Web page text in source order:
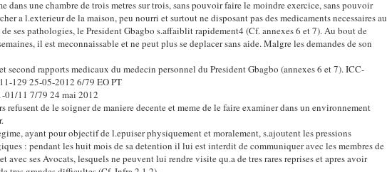
dans une chambre de trois metres sur trois, sans pouvoir faire le moindre exercice, sans pouvoir
a l.exterieur de la maison, peu nourri et surtout ne disposant pas des medicaments necessaires au
ses pathologies, le President Gbagbo s.affaiblit rapidement4 (Cf. annexes 6 et 7). Au bout de
il est meconnaissable et ne peut plus se deplacer sans aide. Malgre les demandes de son
second rapports medicaux du medecin personnel du President Gbagbo (annexes 6 et 7). ICC-
129 25-05-2012 6/79 EO PT
01/11 7/79 24 mai 2012
refusent de le soigner de maniere decente et meme de le faire examiner dans un environnement
ayant pour objectif de l.epuiser physiquement et moralement, s.ajoutent les pressions
: pendant les huit mois de sa detention il lui est interdit de communiquer avec les membres de
avec ses Avocats, lesquels ne peuvent lui rendre visite qu.a de tres rares reprises et apres avoir